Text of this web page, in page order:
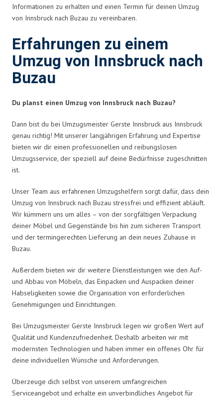
Informationen zu erhalten und einen Termin für deinen Umzug
von Innsbruck nach Buzau zu vereinbaren.
Erfahrungen zu einem
Umzug von Innsbruck nach
Buzau
Du planst einen Umzug von Innsbruck nach Buzau?
Dann bist du bei Umzugsmeister Gerste Innsbruck aus Innsbruck
genau richtig! Mit unserer langjährigen Erfahrung und Expertise
bieten wir dir einen professionellen und reibungslosen
Umzugsservice, der speziell auf deine Bedürfnisse zugeschnitten
ist.
Unser Team aus erfahrenen Umzugshelfern sorgt dafür, dass dein
Umzug von Innsbruck nach Buzau stressfrei und effizient abläuft.
Wir kümmern uns um alles – von der sorgfältigen Verpackung
deiner Möbel und Gegenstände bis hin zum sicheren Transport
und der termingerechten Lieferung an dein neues Zuhause in
Buzau.
Außerdem bieten wir dir weitere Dienstleistungen wie den Auf-
und Abbau von Möbeln, das Einpacken und Auspacken deiner
Habseligkeiten sowie die Organisation von erforderlichen
Genehmigungen und Einrichtungen.
Bei Umzugsmeister Gerste Innsbruck legen wir großen Wert auf
Qualität und Kundenzufriedenheit. Deshalb arbeiten wir mit
modernsten Technologien und haben immer ein offenes Ohr für
deine individuellen Wünsche und Anforderungen.
Überzeuge dich selbst von unserem umfangreichen
Serviceangebot und erhalte ein unverbindliches Angebot für